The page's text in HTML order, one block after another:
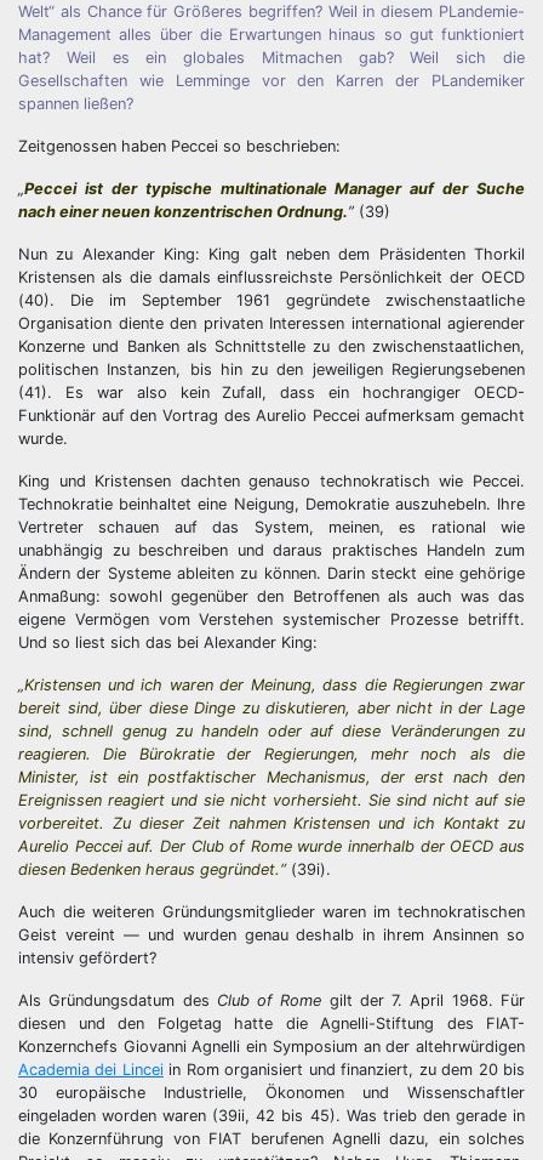
Welt“ als Chance für Größeres begriffen? Weil in diesem PLandemie-
Management alles über die Erwartungen hinaus so gut funktioniert
hat? Weil es ein globales Mitmachen gab? Weil sich die
Gesellschaften wie Lemminge vor den Karren der PLandemiker
spannen ließen?
Zeitgenossen haben Peccei so beschrieben:
„Peccei ist der typische multinationale Manager auf der Suche
nach einer neuen konzentrischen Ordnung.” (39)
Nun zu Alexander King: King galt neben dem Präsidenten Thorkil
Kristensen als die damals einflussreichste Persönlichkeit der OECD
(40). Die im September 1961 gegründete zwischenstaatliche
Organisation diente den privaten Interessen international agierender
Konzerne und Banken als Schnittstelle zu den zwischenstaatlichen,
politischen Instanzen, bis hin zu den jeweiligen Regierungsebenen
(41). Es war also kein Zufall, dass ein hochrangiger OECD-
Funktionär auf den Vortrag des Aurelio Peccei aufmerksam gemacht
wurde.
King und Kristensen dachten genauso technokratisch wie Peccei.
Technokratie beinhaltet eine Neigung, Demokratie auszuhebeln. Ihre
Vertreter schauen auf das System, meinen, es rational wie
unabhängig zu beschreiben und daraus praktisches Handeln zum
Ändern der Systeme ableiten zu können. Darin steckt eine gehörige
Anmaßung: sowohl gegenüber den Betroffenen als auch was das
eigene Vermögen vom Verstehen systemischer Prozesse betrifft.
Und so liest sich das bei Alexander King:
„Kristensen und ich waren der Meinung, dass die Regierungen zwar
bereit sind, über diese Dinge zu diskutieren, aber nicht in der Lage
sind, schnell genug zu handeln oder auf diese Veränderungen zu
reagieren. Die Bürokratie der Regierungen, mehr noch als die
Minister, ist ein postfaktischer Mechanismus, der erst nach den
Ereignissen reagiert und sie nicht vorhersieht. Sie sind nicht auf sie
vorbereitet. Zu dieser Zeit nahmen Kristensen und ich Kontakt zu
Aurelio Peccei auf. Der Club of Rome wurde innerhalb der OECD aus
diesen Bedenken heraus gegründet.“(39i).
Auch die weiteren Gründungsmitglieder waren im technokratischen
Geist vereint — und wurden genau deshalb in ihrem Ansinnen so
intensiv gefördert?
Als Gründungsdatum des Club of Rome gilt der 7. April 1968. Für
diesen und den Folgetag hatte die Agnelli-Stiftung des FIAT-
Konzernchefs Giovanni Agnelli ein Symposium an der altehrwürdigen
Academia dei Linceiin Rom organisiert und finanziert, zu dem 20 bis
30 europäische Industrielle, Ökonomen und Wissenschaftler
eingeladen worden waren (39ii, 42 bis 45). Was trieb den gerade in
die Konzernführung von FIAT berufenen Agnelli dazu, ein solches